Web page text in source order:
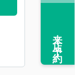
来店予約